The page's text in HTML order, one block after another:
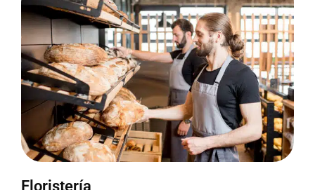
Floristería